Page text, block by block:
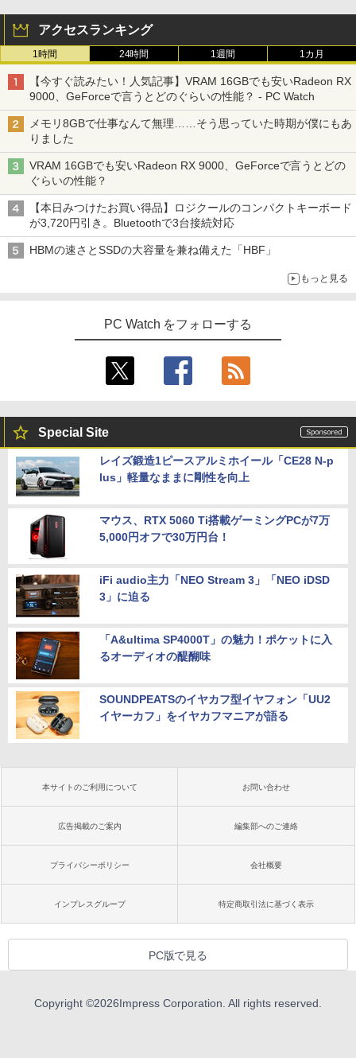
アクセスランキング
1時間 24時間 1週間 1カ月
【今すぐ読みたい！人気記事】VRAM 16GBでも安いRadeon RX
9000、GeForceで言うとどのぐらいの性能？ - PC Watch
メモリ8GBで仕事なんて無理……そう思っていた時期が僕にもあ
りました
VRAM 16GBでも安いRadeon RX 9000、GeForceで言うとどの
ぐらいの性能？
【本日みつけたお買い得品】ロジクールのコンパクトキーボード
が3,720円引き。Bluetoothで3台接続対応
HBMの速さとSSDの大容量を兼ね備えた「HBF」
もっと見る
PC Watch をフォローする
Special Site
レイズ鍛造1ピースアルミホイール「CE28 N-p
lus」軽量なままに剛性を向上
マウス、RTX 5060 Ti搭載ゲーミングPCが7万
5,000円オフで30万円台！
iFi audio主力「NEO Stream 3」「NEO iDSD
3」に迫る
「A&ultima SP4000T」の魅力！ポケットに入
るオーディオの醍醐味
SOUNDPEATSのイヤカフ型イヤフォン「UU2
イヤーカフ」をイヤカフマニアが語る
本サイトのご利用について お問い合わせ
広告掲載のご案内 編集部へのご連絡
プライバシーポリシー 会社概要
インプレスグループ 特定商取引法に基づく表示
PC版で見る
Copyright ©2026Impress Corporation. All rights reserved.